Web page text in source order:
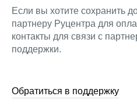
Если вы хотите сохранить
партнеру Руцентра для
контакты для связи с
поддержки.
Обратиться в поддержку